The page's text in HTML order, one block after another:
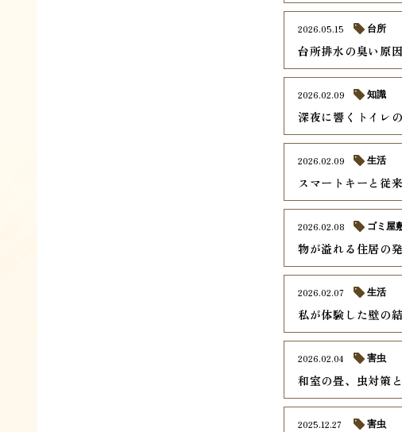
台所排水の臭い原
2026.05.15 台所
深夜に響くトイレ
2026.02.09 知識
スマートキーと従
2026.02.09 生活
物が溢れる住居の
2026.02.08 ゴミ屋
私が体験した壁の
2026.02.07 生活
和室の畳、虫対策
2026.02.04 害虫
2025.12.27 害虫